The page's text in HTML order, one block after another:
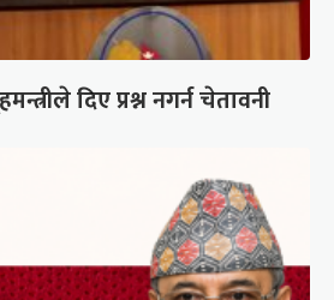
दिए प्रश्न नगर्न चेतावनी